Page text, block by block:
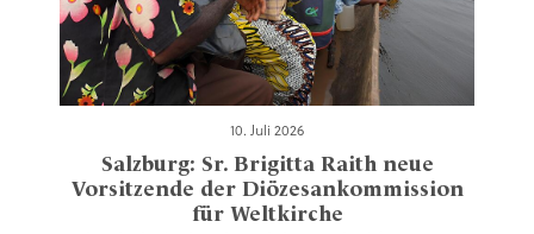
10. Juli 2026
Salzburg: Sr. Brigitta Raith neue
Vorsitzende der Diözesankommission
für Weltkirche